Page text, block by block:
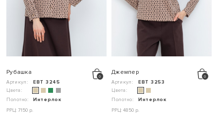
Рубашка
Артикул:
ЕВТ 3245
Цвета:
Полотно:
Интерлок
РРЦ: 7150 р.
Джемпер
Артикул:
ЕВТ 3253
Цвета:
Полотно:
Интерлок
РРЦ: 4850 р.